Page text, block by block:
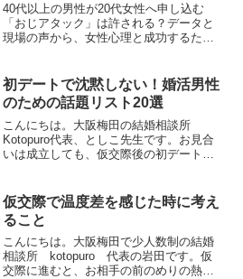
40代以上の男性が20代女性へ申し込む
「おじアタック」は許される？データと
現場の声から、女性心理と成功するため
していると「おじアタック」という言葉
を耳にすることがありま...
初デートで沈黙しない！婚活男性
のための話題リスト20選
こんにちは。大阪梅田の結婚相談所
Kotopuro代表、としこ先生です。お見合
いは成立しても、仮交際後の初デートで
いかな」と思われてしまうことがとても
多いのです。今日は*...
仮交際で温度差を感じた時に考え
ること
こんにちは。大阪梅田で少人数制の結婚
相談所 kotopuro 代表の岩田です。仮
交際に進むと、お相手の前のめりの熱量